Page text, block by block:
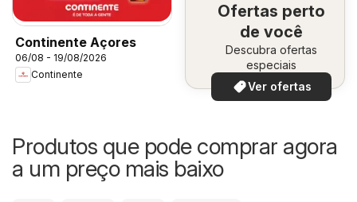
Continente Açores
06/08 - 19/08/2026
Continente
Ofertas perto
de você
Descubra ofertas
especiais
Ver ofertas
Produtos que pode comprar agora
a um preço mais baixo